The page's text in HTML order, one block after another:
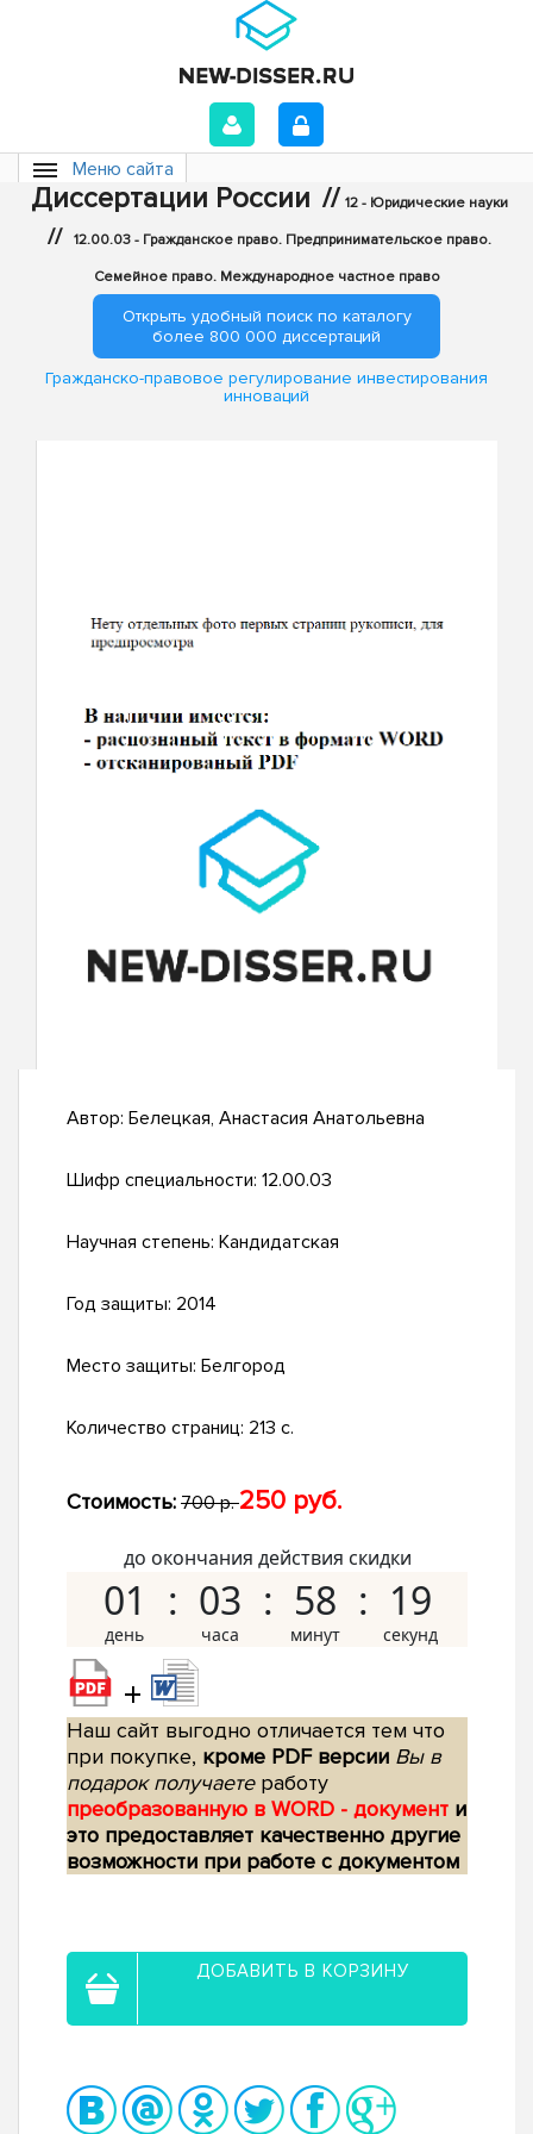
Меню сайта
Диссертации России // 12 - Юридические науки
// 12.00.03 - Гражданское право. Предпринимательское право.
Семейное право. Международное частное право
Открыть удобный поиск по каталогу
более 800 000 диссертаций
Гражданско-правовое регулирование инвестирования
инноваций
Автор: Белецкая, Анастасия Анатольевна
Шифр специальности: 12.00.03
Научная степень: Кандидатская
Год защиты: 2014
Место защиты: Белгород
Количество страниц: 213 с.
Стоимость: 700 р.250 руб.
до окончания действия скидки
01 03 58 18
+
Наш сайт выгодно отличается тем что
при покупке, кроме PDF версии Вы в
подарок получаетеработу
преобразованную в WORD - документ и
это предоставляет качественно другие
возможности при работе с документом
ДОБАВИТЬ В КОРЗИНУ